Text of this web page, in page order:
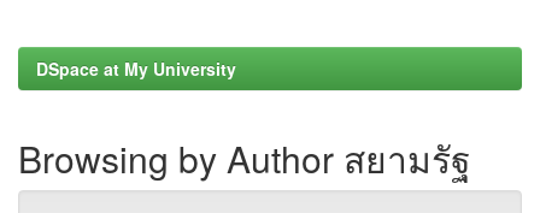
DSpace at My University
Browsing by Author สยามรัฐ